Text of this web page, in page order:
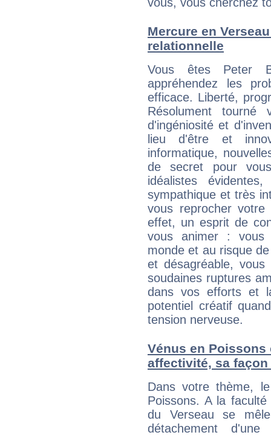
Mercure en
relationnelle
Vous êtes Peter
appréhendez les
efficace. Liberté,
Résolument tourné
d'ingéniosité et
lieu d'être et
informatique,
de secret pour
idéalistes
sympathique et très
vous reprocher
effet, un esprit de
vous animer : vous
monde et au risque
et désagréable,
soudaines ruptures
dans vos efforts et
potentiel créatif
tension nerveuse.
Vénus en Poissons
affectivité, sa
Dans votre thème,
Poissons. A la
du Verseau se
détachement